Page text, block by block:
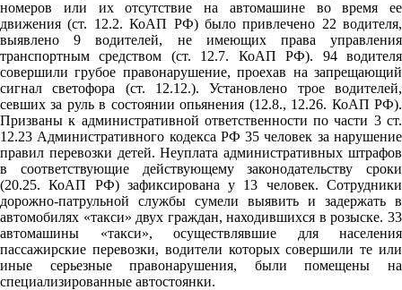
номеров или их отсутствие на автомашине во время ее
движения (ст. 12.2. КоАП РФ) было привлечено 22 водителя,
выявлено 9 водителей, не имеющих права управления
транспортным средством (ст. 12.7. КоАП РФ). 94 водителя
совершили грубое правонарушение, проехав на запрещающий
сигнал светофора (ст. 12.12.). Установлено трое водителей,
севших за руль в состоянии опьянения (12.8., 12.26. КоАП РФ).
Призваны к административной ответственности по части 3 ст.
12.23 Административного кодекса РФ 35 человек за нарушение
правил перевозки детей. Неуплата административных штрафов
в соответствующие действующему законодательству сроки
(20.25. КоАП РФ) зафиксирована у 13 человек. Сотрудники
дорожно-патрульной службы сумели выявить и задержать в
автомобилях «такси» двух граждан, находившихся в розыске. 33
автомашины «такси», осуществлявшие для населения
пассажирские перевозки, водители которых совершили те или
иные серьезные правонарушения, были помещены на
специализированные автостоянки.